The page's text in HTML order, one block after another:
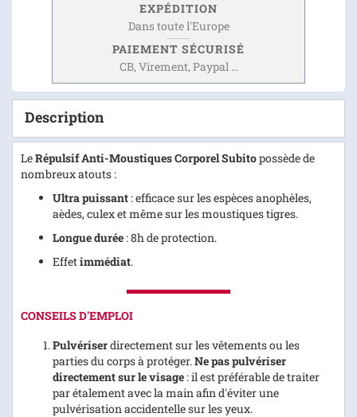
EXPÉDITION
Dans toute l'Europe
PAIEMENT SÉCURISÉ
CB, Virement, Paypal ...
Description
LeRépulsif Anti-Moustiques Corporel Subitopossède de
nombreux atouts :
Ultra puissant : efficace sur les espèces anophèles,
aèdes, culex et même sur les moustiques tigres.
Longue durée : 8h de protection.
Effetimmédiat.
CONSEILS D'EMPLOI
Pulvériserdirectement sur les vêtements ou les
parties du corps à protéger.Ne pas pulvériser
directement sur le visage : il est préférable de traiter
par étalement avec la main afin d'éviter une
pulvérisation accidentelle sur les yeux.